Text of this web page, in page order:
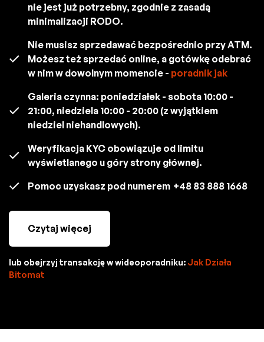
nie jest już potrzebny, zgodnie z zasadą
minimalizacji RODO.
Nie musisz sprzedawać bezpośrednio przy ATM.
Możesz też sprzedać online, a gotówkę odebrać
w nim w dowolnym momencie - poradnik jak
Galeria czynna: poniedziałek - sobota 10:00 -
21:00, niedziela 10:00 - 20:00 (z wyjątkiem
niedziel niehandlowych).
Weryfikacja KYC obowiązuje od limitu
wyświetlanego u góry strony głównej.
Pomoc uzyskasz pod numerem +48 83 888 1668
Czytaj więcej
lub obejrzyj transakcję w wideoporadniku: Jak Działa
Bitomat